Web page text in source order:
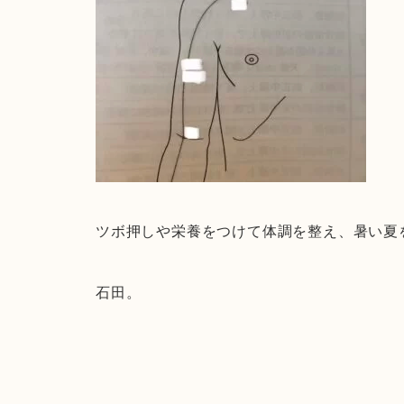
ツボ押しや栄養をつけて体調を整え、暑い夏
石田。